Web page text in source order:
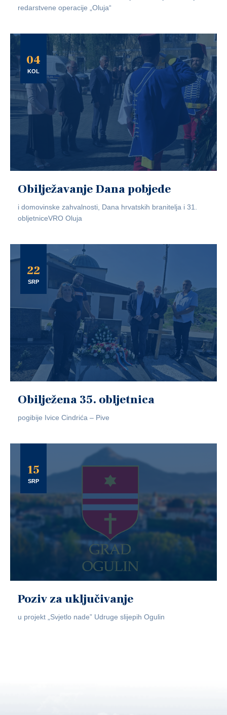
redarstvene operacije „Oluja“
04
KOL
Obilježavanje Dana pobjede
i domovinske zahvalnosti, Dana hrvatskih branitelja i 31.
obljetniceVRO Oluja
22
SRP
Obilježena 35. obljetnica
pogibije Ivice Cindrića – Pive
15
SRP
Poziv za uključivanje
u projekt „Svjetlo nade” Udruge slijepih Ogulin